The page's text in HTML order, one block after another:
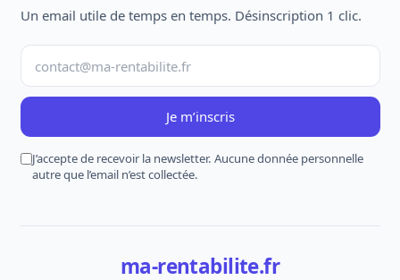
Un email utile de temps en temps. Désinscription 1 clic.
Je m’inscris
J’accepte de recevoir la newsletter. Aucune donnée personnelle
autre que l’email n’est collectée.
ma-rentabilite.fr